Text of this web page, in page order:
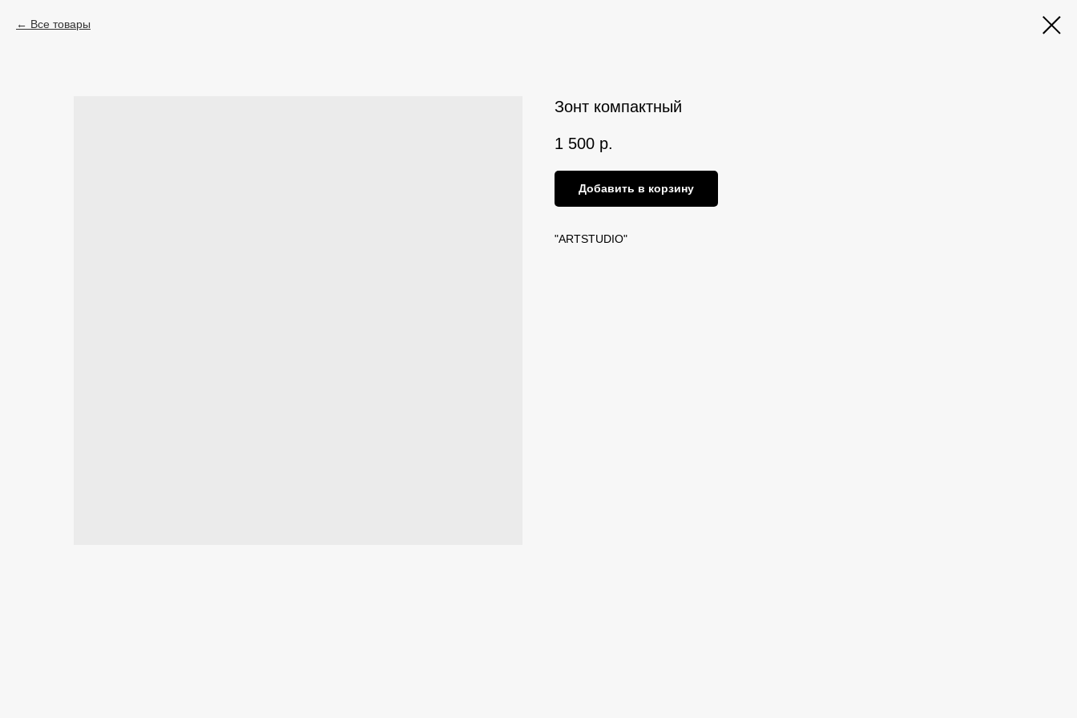
Все товары
Зонт компактный
1 500 р.
Добавить в корзину
"ARTSTUDIO"